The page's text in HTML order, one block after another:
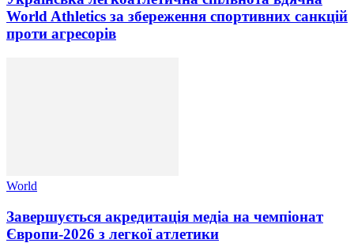
World Athletics за збереження спортивних санкцій
проти агресорів
World
Завершується акредитація медіа на чемпіонат
Європи-2026 з легкої атлетики